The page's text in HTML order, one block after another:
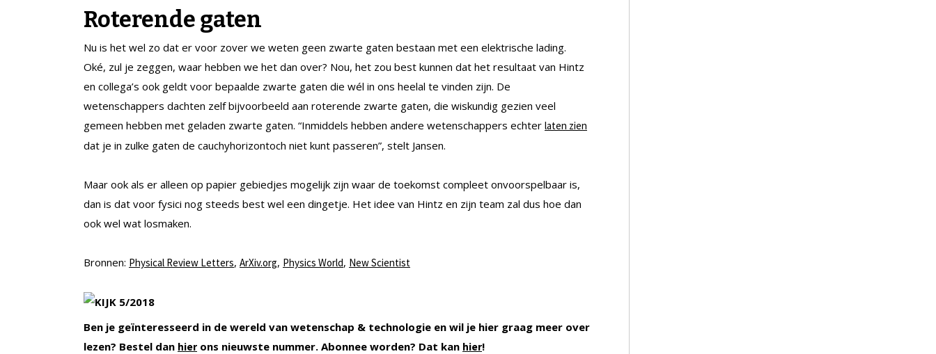
Roterende gaten
Nu is het wel zo dat er voor zover we weten geen zwarte gaten bestaan met een elektrische lading.
Oké, zul je zeggen, waar hebben we het dan over? Nou, het zou best kunnen dat het resultaat van Hintz
en collega’s ook geldt voor bepaalde zwarte gaten die wél in ons heelal te vinden zijn. De
wetenschappers dachten zelf bijvoorbeeld aan roterende zwarte gaten, die wiskundig gezien veel
gemeen hebben met geladen zwarte gaten. “Inmiddels hebben andere wetenschappers echter laten zien
dat je in zulke gaten de cauchyhorizontoch niet kunt passeren”, stelt Jansen.
Maar ook als er alleen op papier gebiedjes mogelijk zijn waar de toekomst compleet onvoorspelbaar is,
dan is dat voor fysici nog steeds best wel een dingetje. Het idee van Hintz en zijn team zal dus hoe dan
ook wel wat losmaken.
Bronnen: Physical Review Letters, ArXiv.org, Physics World, New Scientist
Ben je geïnteresseerd in de wereld van wetenschap & technologie en wil je hier graag meer over
lezen? Bestel dan hier ons nieuwste nummer. Abonnee worden? Dat kan hier!